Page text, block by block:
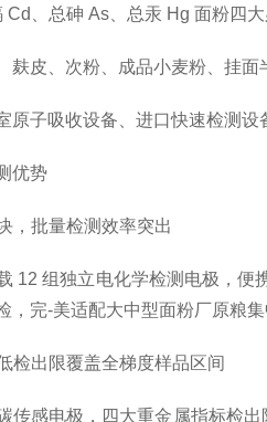
、总砷 As、总汞 Hg 面粉四大
皮、次粉、成品小麦粉、挂面
子吸收设备、进口快速检测设
优势
批量检测效率突出
组独立电化学检测电极，便
，完-美适配大中型面粉厂原粮
出限覆盖全梯度样品区间
电极，四大重金属指标检出